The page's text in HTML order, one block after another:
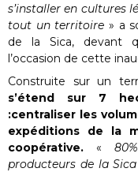
s’installer en cultures
tout un territoire » a
de la Sica, devant
l’occasion de cette
Construite sur un
s’étend sur 7
:centraliser les
expéditions de la
coopérative. «
producteurs de la